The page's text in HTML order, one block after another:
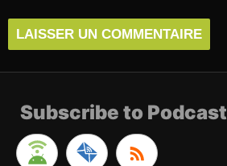
Subscribe to Podcast